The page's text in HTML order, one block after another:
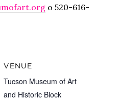
o 520-616-
VENUE
Tucson Museum of Art
and Historic Block